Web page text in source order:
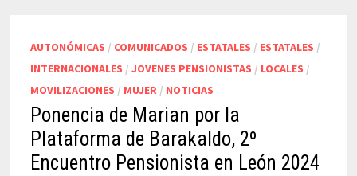
AUTONÓMICAS / COMUNICADOS / ESTATALES / ESTATALES /
INTERNACIONALES / JOVENES PENSIONISTAS / LOCALES /
MOVILIZACIONES / MUJER/ NOTICIAS
Ponencia de Marian por la
Plataforma de Barakaldo, 2º
Encuentro Pensionista en León 2024